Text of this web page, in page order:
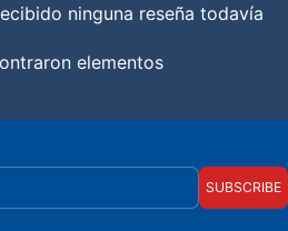
ninguna reseña todavía
elementos
SUBSCRIBE